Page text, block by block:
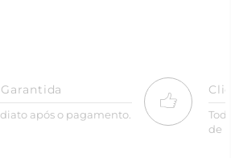
após o pagamento.
de